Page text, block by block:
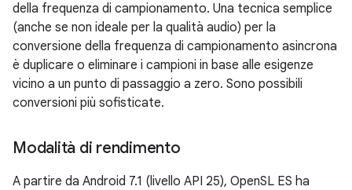
della frequenza di campionamento. Una tecnica semplice
(anche se non ideale per la qualità audio) per la
conversione della frequenza di campionamento asincrona
è duplicare o eliminare i campioni in base alle esigenze
vicino a un punto di passaggio a zero. Sono possibili
conversioni più sofisticate.
Modalità di rendimento
A partire da Android 7.1 (livello API 25), OpenSL ES ha